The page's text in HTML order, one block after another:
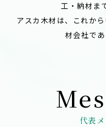
工・納材ま
アスカ木材は、これか
材会社であ
代表